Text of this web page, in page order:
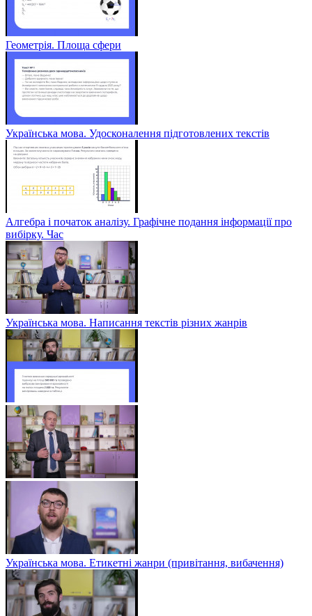
Геометрія. Площа сфери
Українська мова. Удосконалення підготовлених текстів
Алгебра і початок аналізу. Графічне подання інформації про
вибірку. Час
Українська мова. Написання текстів різних жанрів
Українська мова. Етикетні жанри (привітання, вибачення)